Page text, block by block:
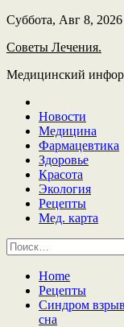
Skip
content
Суббота, Авг 8, 2026
Советы Лечения.
Медицинский
Новости
Медицина
Фармацевтика
Здоровье
Красота
Экология
Рецепты
Мед. карта
Найти:
Home
Рецепты
Синдром
сна